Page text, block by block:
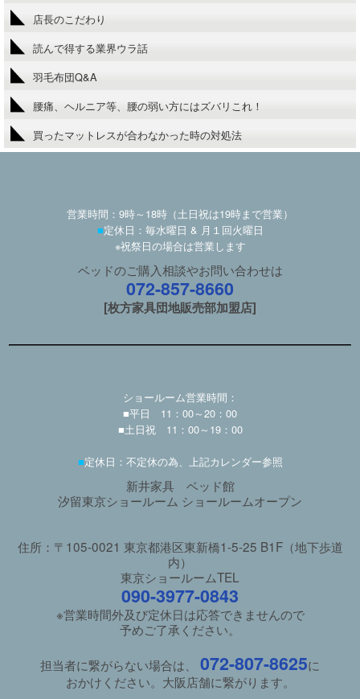
店長のこだわり
読んで得する業界ウラ話
羽毛布団Q&A
腰痛、ヘルニア等、腰の弱い方にはズバリこれ！
買ったマットレスが合わなかった時の対処法
営業時間：9時～18時（土日祝は19時まで営業）
■定休日：毎水曜日 & 月１回火曜日
※祝祭日の場合は営業します
ベッドのご購入相談やお問い合わせは
072-857-8660
[枚方家具団地販売部加盟店]
ショールーム営業時間：
■平日 11：00～20：00
■土日祝 11：00～19：00
■定休日：不定休の為、上記カレンダー参照
新井家具 ベッド館
汐留東京ショールーム ショールームオープン
住所：〒105-0021 東京都港区東新橋1-5-25 B1F（地下歩道
内）
東京ショールームTEL
090-3977-0843
※営業時間外及び定休日は応答できませんので
予めご了承ください。
担当者に繋がらない場合は、 072-807-8625に
おかけください。大阪店舗に繋がります。